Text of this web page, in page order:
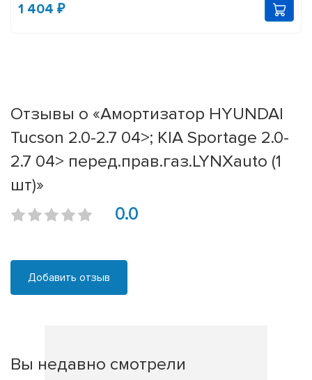
1 404 ₽
Отзывы о «Амортизатор HYUNDAI
Tucson 2.0-2.7 04>; KIA Sportage 2.0-
2.7 04> перед.прав.газ.LYNXauto (1
шт)»
0.0
Добавить отзыв
Вы недавно смотрели